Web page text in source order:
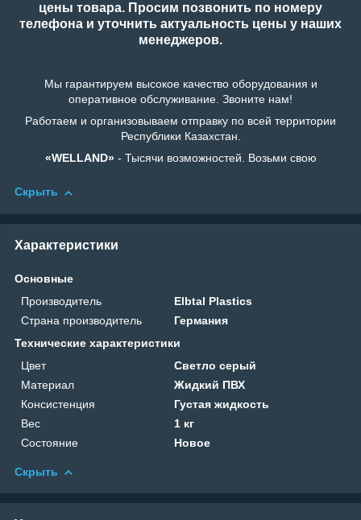
цены товара. Просим позвонить по номеру
телефона и уточнить актуальность цены у наших
менеджеров.
Мы гарантируем высокое качество оборудования и
оперативное обслуживание. Звоните нам!
Работаем и организовываем отправку по всей территории
Республики Казахстан.
«WELLAND»- Тысячи возможностей. Возьми свою
Скрыть
Характеристики
Основные
Производитель
Elbtal Plastics
Страна производитель
Германия
Технические характеристики
Цвет
Светло серый
Материал
Жидкий ПВХ
Консистенция
Густая жидкость
Вес
1 кг
Состояние
Новое
Скрыть